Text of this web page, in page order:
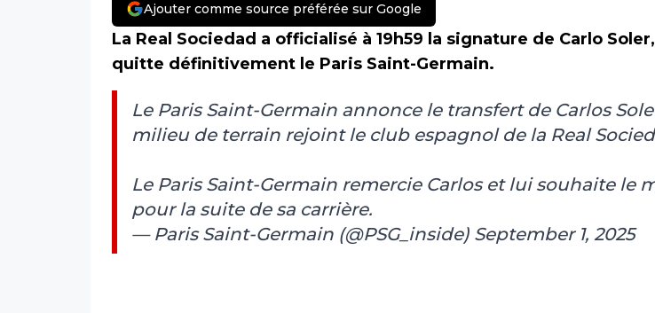
Ajouter comme source préférée sur Google
La Real Sociedad a officialisé à 19h59 la signature de Carlo
quitte définitivement le Paris Saint-Germain.
Le Paris Saint-Germain annonce le transfert de Carlos
milieu de terrain rejoint le club espagnol de la Real
Le Paris Saint-Germain remercie Carlos et lui souhaite le
pour la suite de sa carrière.
— Paris Saint-Germain (@PSG_inside) September 1, 2025